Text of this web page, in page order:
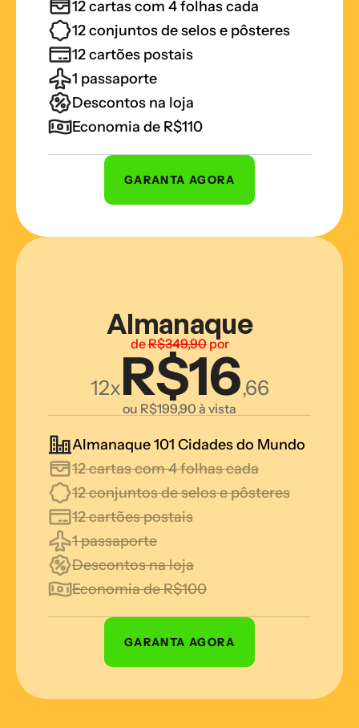
Almanaque
de R$349,90 por
12xR$16,66
ou R$199,90 à vista
Almanaque 101 Cidades do Mundo
12 cartas com 4 folhas cada
12 conjuntos de selos e pôsteres
12 cartões postais
1 passaporte
Descontos na loja
Economia de R$100
GARANTA AGORA
12 cartas com 4 folhas cada
12 conjuntos de selos e pôsteres
12 cartões postais
1 passaporte
Descontos na loja
Economia de R$110
GARANTA AGORA